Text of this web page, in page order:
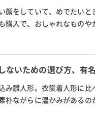
顔をしていて、めでたい
購入で、おしゃれなもの
は、インテリ...
ないための選び方、有
み雛人形。衣裳着人形に
朴ながらに温かみがある
紹介します。...